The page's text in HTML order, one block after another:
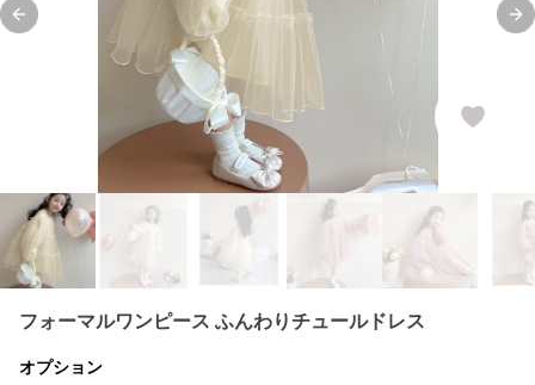
Previous slide
フォーマルワンピース ふんわりチュールドレス
オプション